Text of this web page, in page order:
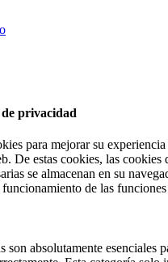
privacidad
para mejorar su experiencia
De estas cookies, las cookies
se almacenan en su
funcionamiento de las funciones
son absolutamente esenciales